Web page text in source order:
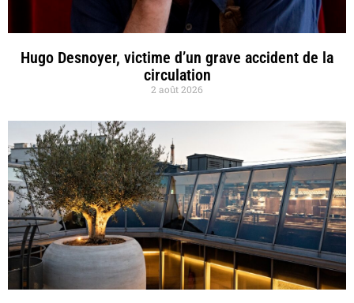
Hugo Desnoyer, victime d’un grave accident de la
circulation
2 août 2026